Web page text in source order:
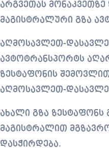
არგვეთას
მაგისტრალური გზა
აღმოსავლეთ-
ავტოტრანსპორტს
ზესტაფონის
აღმოსავლეთ-
ახალი გზა ზესტაფონს
მაგისტრალით
დასჭირდება.